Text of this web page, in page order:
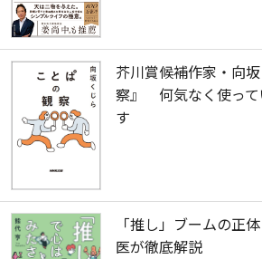
芥川賞候補作家・向
察』 何気なく使って
す
「推し」ブームの正
医が徹底解説